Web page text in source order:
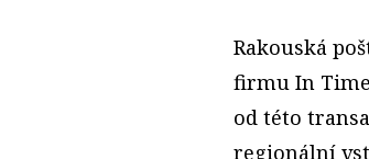
Rakouská
firmu In
od této
regionální